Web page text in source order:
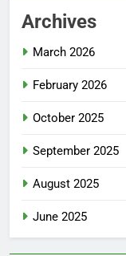
Archives
March 2026
February 2026
October 2025
September 2025
August 2025
June 2025